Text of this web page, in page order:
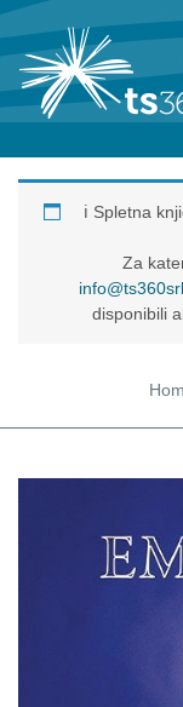
ℹ️ Spletna
Za
disponibili